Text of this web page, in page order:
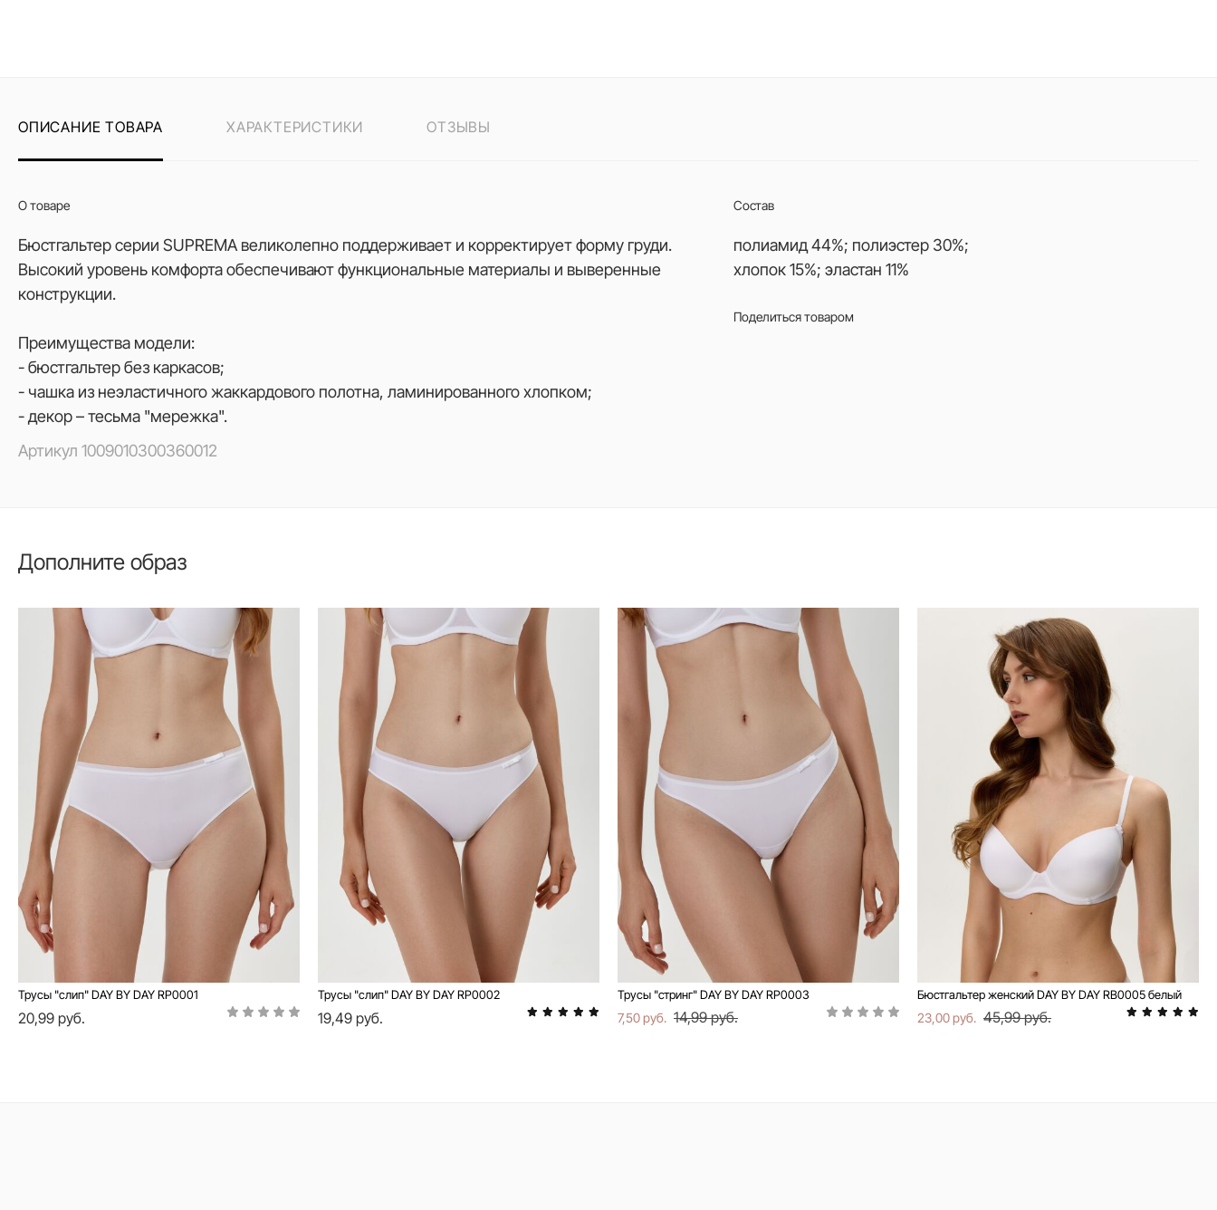
ОПИСАНИЕ ТОВАРА ХАРАКТЕРИСТИКИ ОТЗЫВЫ
О товаре
Бюстгальтер серии SUPREMA великолепно поддерживает и корректирует форму груди.
Высокий уровень комфорта обеспечивают функциональные материалы и выверенные
конструкции.
Преимущества модели:
- бюстгальтер без каркасов;
- чашка из неэластичного жаккардового полотна, ламинированного хлопком;
- декор – тесьма "мережка".
Артикул 1009010300360012
Состав
полиамид 44%; полиэстер 30%;
хлопок 15%; эластан 11%
Поделиться товаром
Дополните образ
Трусы "слип" DAY BY DAY RP0001
20,99 руб.
Трусы "слип" DAY BY DAY RP0002
19,49 руб.
Трусы "стринг" DAY BY DAY RP0003
7,50 руб. 14,99 руб.
Бюстгальтер женский DAY BY DAY RB0005 белый
23,00 руб. 45,99 руб.